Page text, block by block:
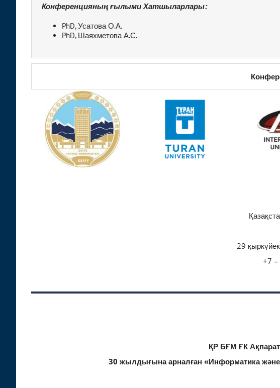
Конференцияның ғылыми Хатшыларлары:
PhD, Усатова О.А.
PhD, Шаяхметова А.С.
29
+7
ҚР БҒМ ҒК
30 жылдығына арналған «Информатика